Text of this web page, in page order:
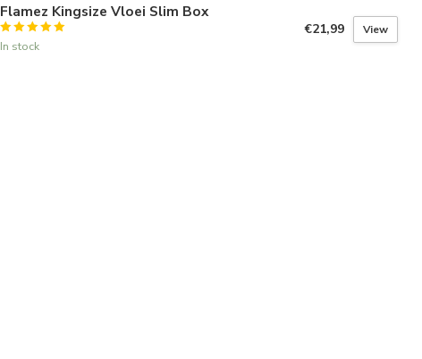
Flamez Kingsize Vloei Slim Box
In stock
€21,99 View